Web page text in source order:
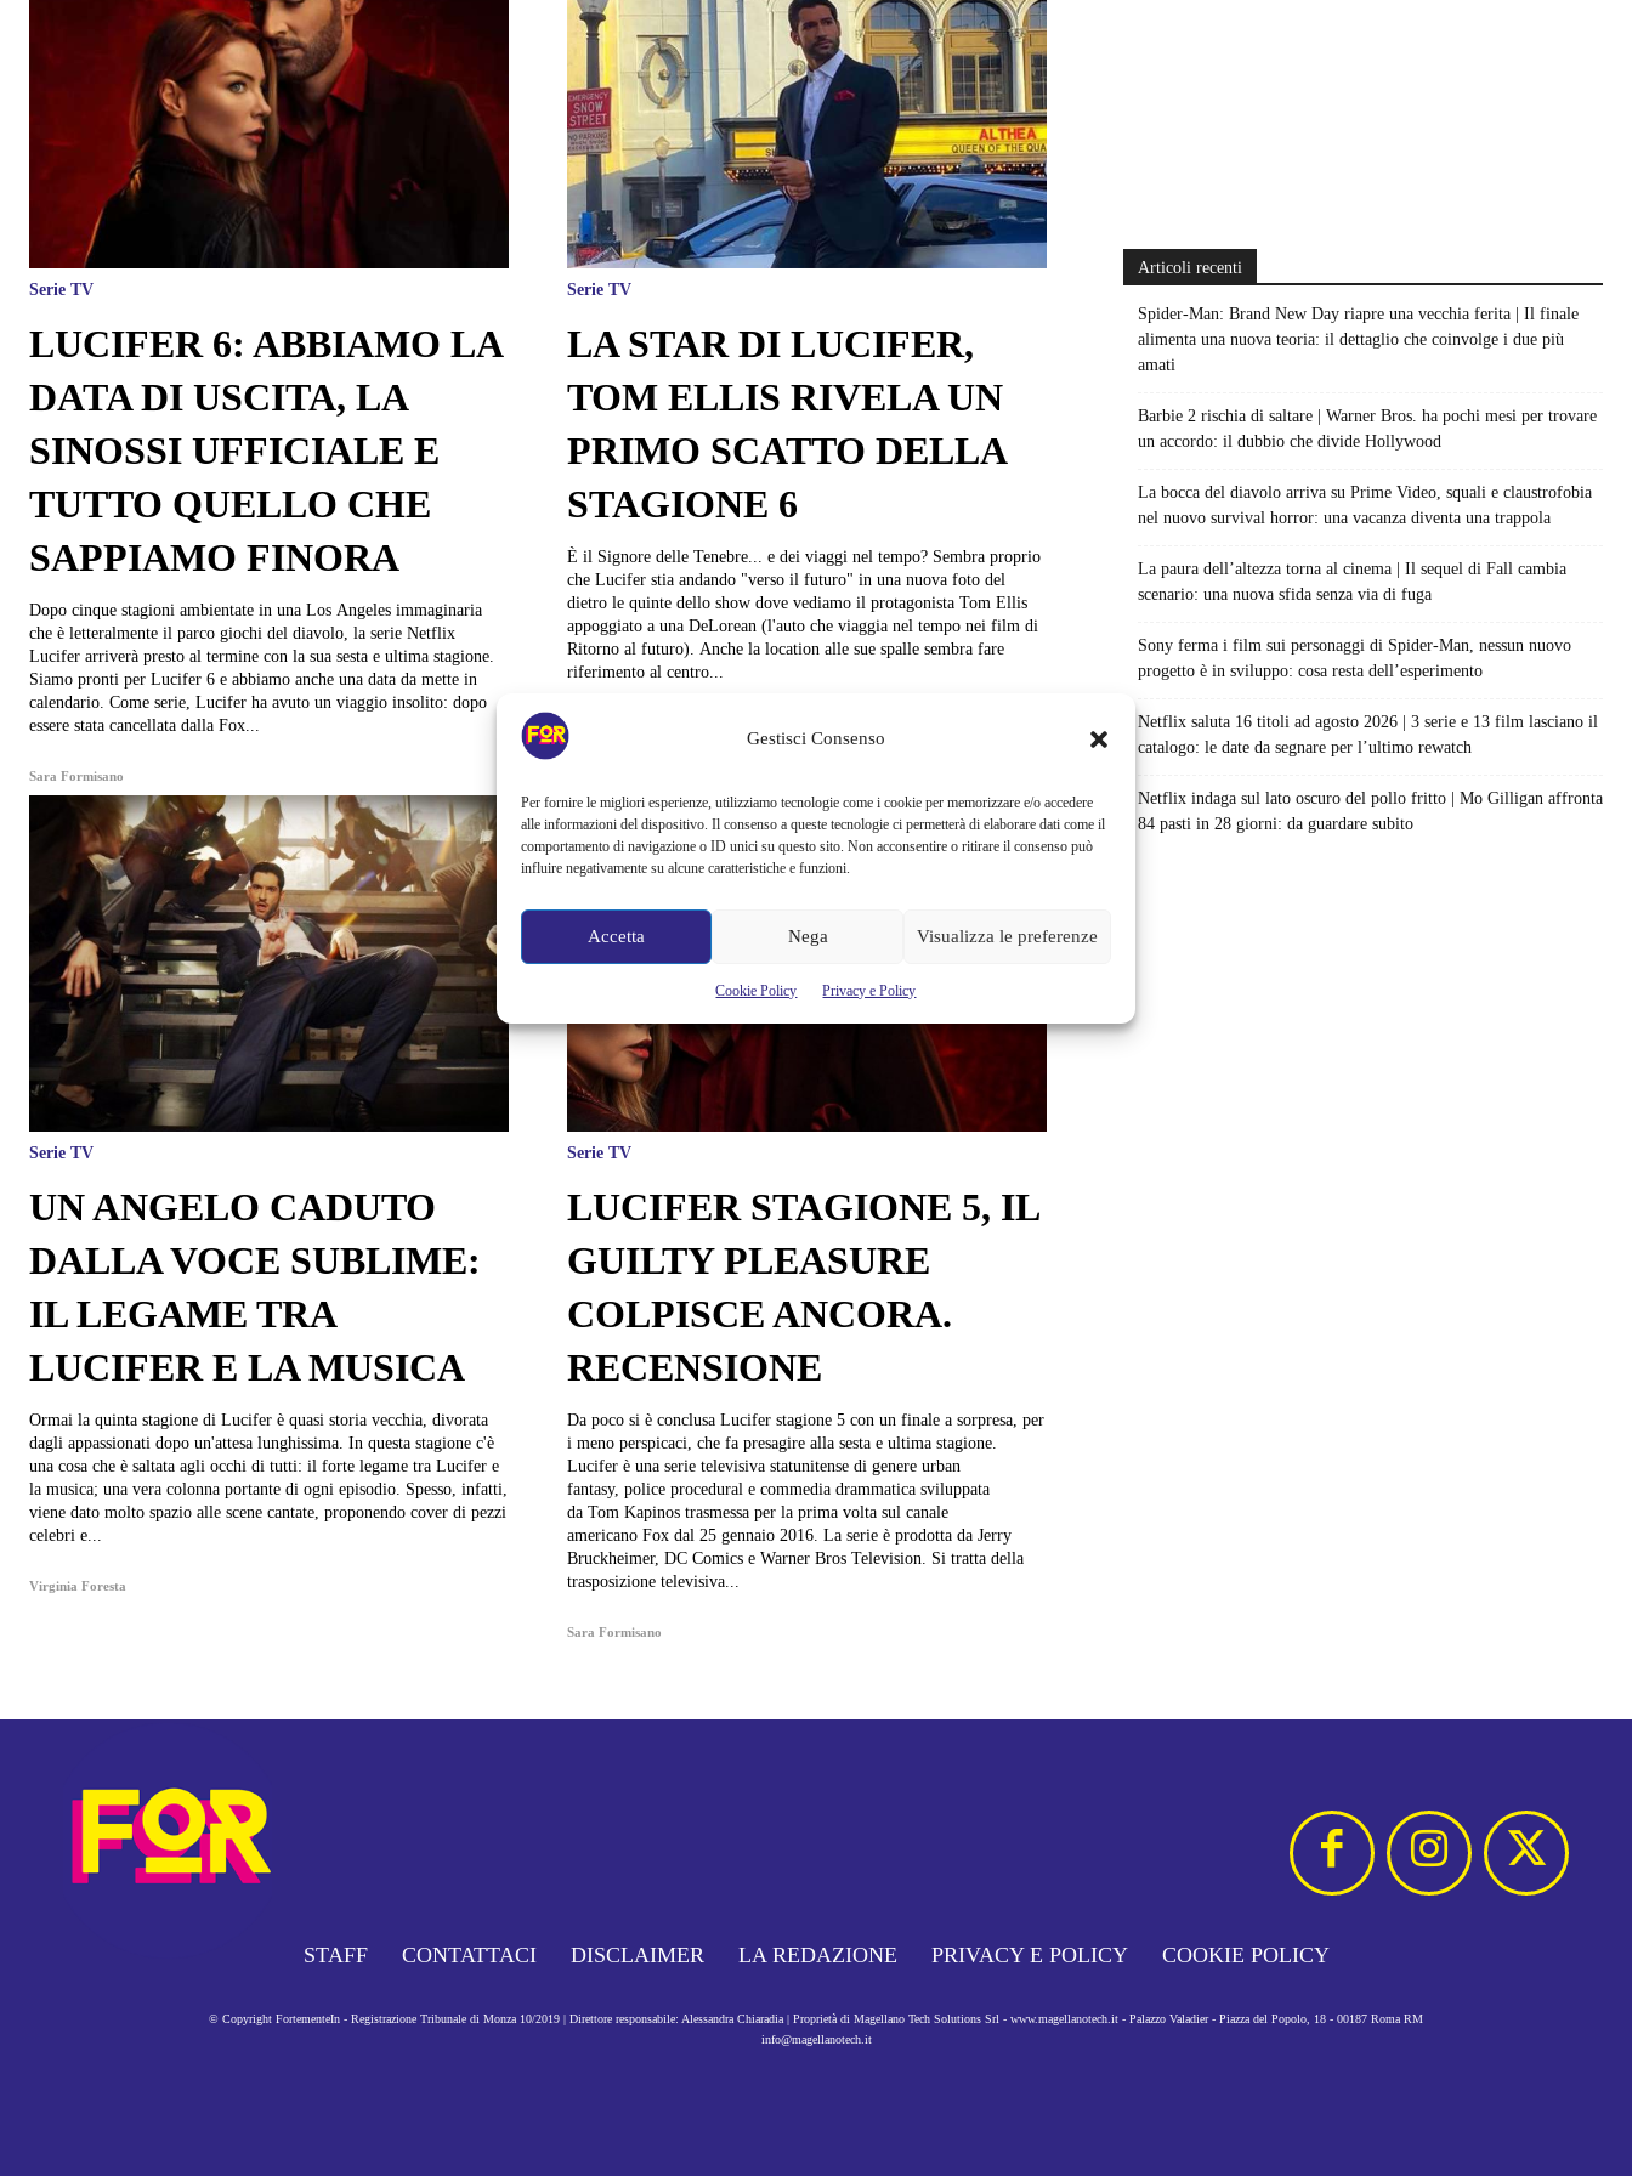
Gestisci Consenso
Per fornire le migliori esperienze, utilizziamo tecnologie come i cookie per memorizzare e/o accedere
alle informazioni del dispositivo. Il consenso a queste tecnologie ci permetterà di elaborare dati come il
comportamento di navigazione o ID unici su questo sito. Non acconsentire o ritirare il consenso può
influire negativamente su alcune caratteristiche e funzioni.
Accetta Nega Visualizza le preferenze
Cookie Policy Privacy e Policy
Serie TV
LUCIFER 6: ABBIAMO LA
DATA DI USCITA, LA
SINOSSI UFFICIALE E
TUTTO QUELLO CHE
SAPPIAMO FINORA
Dopo cinque stagioni ambientate in una Los Angeles immaginaria
che è letteralmente il parco giochi del diavolo, la serie Netflix
Lucifer arriverà presto al termine con la sua sesta e ultima stagione.
Siamo pronti per Lucifer 6 e abbiamo anche una data da mette in
calendario. Come serie, Lucifer ha avuto un viaggio insolito: dopo
essere stata cancellata dalla Fox...
Sara Formisano
Serie TV
LA STAR DI LUCIFER,
TOM ELLIS RIVELA UN
PRIMO SCATTO DELLA
STAGIONE 6
È il Signore delle Tenebre... e dei viaggi nel tempo? Sembra proprio
che Lucifer stia andando "verso il futuro" in una nuova foto del
dietro le quinte dello show dove vediamo il protagonista Tom Ellis
appoggiato a una DeLorean (l'auto che viaggia nel tempo nei film di
Ritorno al futuro). Anche la location alle sue spalle sembra fare
riferimento al centro...
Alessandra Chiaradia
Serie TV
UN ANGELO CADUTO
DALLA VOCE SUBLIME:
IL LEGAME TRA
LUCIFER E LA MUSICA
Ormai la quinta stagione di Lucifer è quasi storia vecchia, divorata
dagli appassionati dopo un'attesa lunghissima. In questa stagione c'è
una cosa che è saltata agli occhi di tutti: il forte legame tra Lucifer e
la musica; una vera colonna portante di ogni episodio. Spesso, infatti,
viene dato molto spazio alle scene cantate, proponendo cover di pezzi
celebri e...
Virginia Foresta
Serie TV
LUCIFER STAGIONE 5, IL
GUILTY PLEASURE
COLPISCE ANCORA.
RECENSIONE
Da poco si è conclusa Lucifer stagione 5 con un finale a sorpresa, per
i meno perspicaci, che fa presagire alla sesta e ultima stagione.
Lucifer è una serie televisiva statunitense di genere urban
fantasy, police procedural e commedia drammatica sviluppata
da Tom Kapinos trasmessa per la prima volta sul canale
americano Fox dal 25 gennaio 2016. La serie è prodotta da Jerry
Bruckheimer, DC Comics e Warner Bros Television. Si tratta della
trasposizione televisiva...
Sara Formisano
Articoli recenti
Spider-Man: Brand New Day riapre una vecchia ferita | Il finale
alimenta una nuova teoria: il dettaglio che coinvolge i due più
amati
Barbie 2 rischia di saltare | Warner Bros. ha pochi mesi per trovare
un accordo: il dubbio che divide Hollywood
La bocca del diavolo arriva su Prime Video, squali e claustrofobia
nel nuovo survival horror: una vacanza diventa una trappola
La paura dell’altezza torna al cinema | Il sequel di Fall cambia
scenario: una nuova sfida senza via di fuga
Sony ferma i film sui personaggi di Spider-Man, nessun nuovo
progetto è in sviluppo: cosa resta dell’esperimento
Netflix saluta 16 titoli ad agosto 2026 | 3 serie e 13 film lasciano il
catalogo: le date da segnare per l’ultimo rewatch
Netflix indaga sul lato oscuro del pollo fritto | Mo Gilligan affronta
84 pasti in 28 giorni: da guardare subito
STAFF CONTATTACI DISCLAIMER LA REDAZIONE PRIVACY E POLICY COOKIE POLICY
© Copyright FortementeIn - Registrazione Tribunale di Monza 10/2019 | Direttore responsabile: Alessandra Chiaradia | Proprietà di Magellano Tech Solutions Srl - www.magellanotech.it - Palazzo Valadier - Piazza del Popolo, 18 - 00187 Roma RM
info@magellanotech.it